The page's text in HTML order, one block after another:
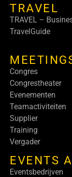
TRAVEL
TRAVEL –
TravelGuide
Congres
Congrestheater
Evenementen
Teamactiviteiten
Supplier
Training
Vergader
EVENTS
Eventsbedrijven